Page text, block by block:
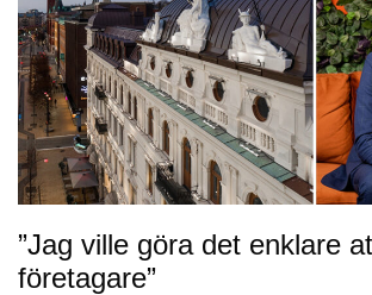
”Jag ville göra det enklare
företagare”